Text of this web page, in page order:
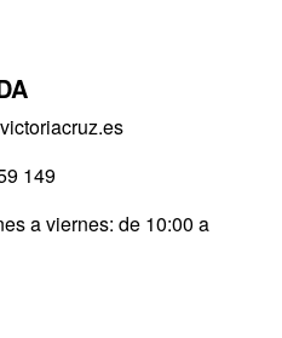
149
a viernes: de 10:00 a